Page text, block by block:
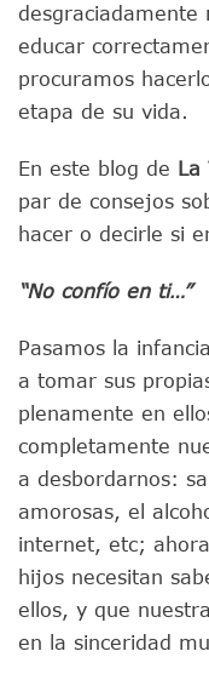
desgraciadamente
educar
procuramos
etapa de su vida.
En este blog de La
par de consejos
hacer o decirle si
“No confío en ti…”
Pasamos la
a tomar sus
plenamente en
completamente
a desbordarnos:
amorosas, el
internet, etc;
hijos necesitan
ellos, y que
en la sinceridad